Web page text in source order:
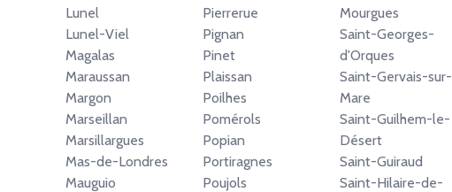
Lunel
Lunel-Viel
Magalas
Maraussan
Margon
Marseillan
Marsillargues
Mas-de-Londres
Mauguio
Pierrerue
Pignan
Pinet
Plaissan
Poilhes
Pomérols
Popian
Portiragnes
Poujols
Mourgues
Saint-Georges-
d'Orques
Saint-Gervais-sur-
Mare
Saint-Guilhem-le-
Désert
Saint-Guiraud
Saint-Hilaire-de-